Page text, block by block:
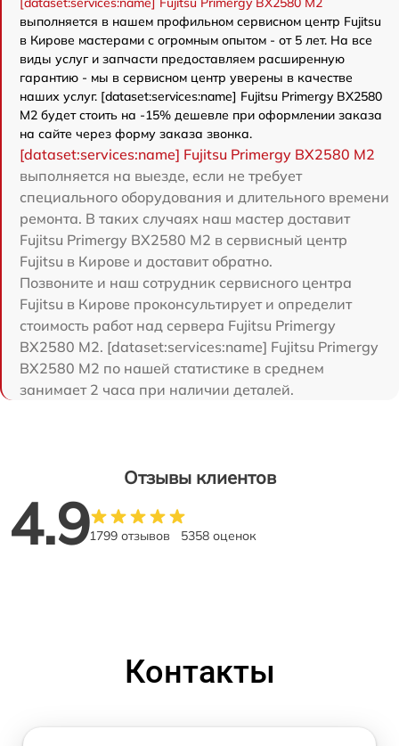
выполняется в нашем профильном сервисном центр Fujitsu
в Кирове мастерами с огромным опытом - от 5 лет. На все
виды услуг и запчасти предоставляем расширенную
гарантию - мы в сервисном центр уверены в качестве
наших услуг. [dataset:services:name] Fujitsu Primergy BX2580
M2 будет стоить на -15% дешевле при оформлении заказа
на сайте через форму заказа звонка.
[dataset:services:name] Fujitsu Primergy BX2580 M2
выполняется на выезде, если не требует
специального оборудования и длительного времени
ремонта. В таких случаях наш мастер доставит
Fujitsu Primergy BX2580 M2 в сервисный центр
Fujitsu в Кирове и доставит обратно.
Позвоните и наш сотрудник сервисного центра
Fujitsu в Кирове проконсультирует и определит
стоимость работ над сервера Fujitsu Primergy
BX2580 M2. [dataset:services:name] Fujitsu Primergy
BX2580 M2 по нашей статистике в среднем
занимает 2 часа при наличии деталей.
Отзывы клиентов
4.91799 отзывов 5358 оценок
Контакты